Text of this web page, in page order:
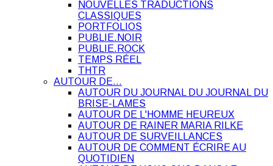
NOUVELLES TRADUCTIONS
CLASSIQUES
PORTFOLIOS
PUBLIE.NOIR
PUBLIE.ROCK
TEMPS RÉEL
THTR
AUTOUR DE…
AUTOUR DU JOURNAL DU JOURNAL DU
BRISE-LAMES
AUTOUR DE L'HOMME HEUREUX
AUTOUR DE RAINER MARIA RILKE
AUTOUR DE SURVEILLANCES
AUTOUR DE COMMENT ÉCRIRE AU
QUOTIDIEN